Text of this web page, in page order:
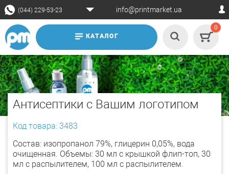
(044) 229-53-23 info@printmarket.ua
КАТАЛОГ
0
Антисептики с Вашим логотипом
Код товара: 3483
Состав: изопропанол 79%, глицерин 0,05%, вода
очищенная. Объемы: 30 мл с крышкой флип-топ, 30
мл с распылителем, 100 мл с распылителем.